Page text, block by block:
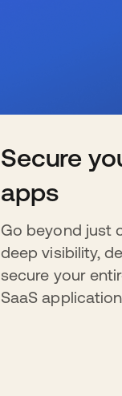
Secure
apps
Go beyond just
deep visibility,
secure your
SaaS